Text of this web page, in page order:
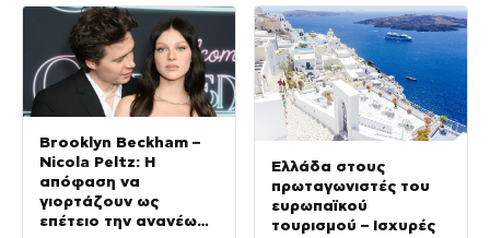
Brooklyn Beckham –
Nicola Peltz: Η
απόφαση να
γιορτάζουν ως
επέτειο την ανανέωση
Ελλάδα στους
πρωταγωνιστές του
ευρωπαϊκού
τουρισμού – Ισχυρές